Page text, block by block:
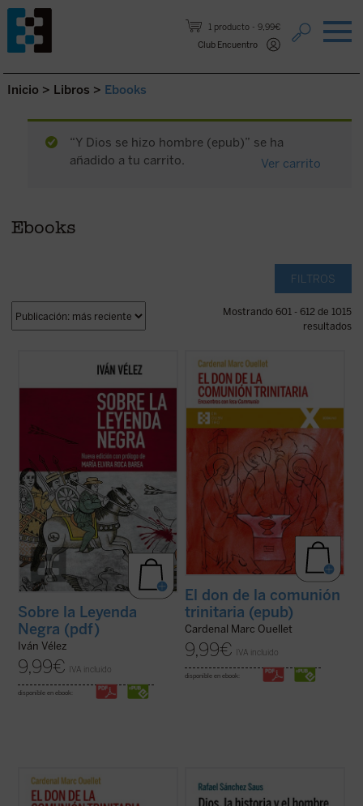
1 producto
9,99€
Club Encuentro
Saltar al contenido.
Inicio > Libros > Ebooks
“Y Dios se hizo hombre (epub)” se ha
añadido a tu carrito.
Ver carrito
Ebooks
FILTROS
Mostrando 601 - 612 de 1015
resultados
Sobre la Leyenda Negratrata de analizar,
cuestión a cuestión, cada uno de los hitos y
historiográfico erigido a partir de dicho
rótulo, sino ante todo un prisma a través
(ver ficha)
Sobre la Leyenda
Negra (pdf)
Iván Vélez
9,99€ IVA incluido
disponible en ebook:
Este libro ofrece una serie de reflexiones
del Cardenal Marc Ouellet, actual Prefecto
de la Congregación para los obispos, cuyo
hilo conductor gira en torno a la gloria de la
comunión trinitaria. De esta gloria puede
participar la humanidad ya en ...
(ver ficha)
El don de la comunión
trinitaria (epub)
Cardenal Marc Ouellet
9,99€ IVA incluido
disponible en ebook:
Este libro ofrece una serie de reflexiones
del Cardenal Marc Ouellet, actual Prefecto
de la Congregación para los obispos, cuyo
sobre el inagotable problema del
significado y el progreso de la historia y,